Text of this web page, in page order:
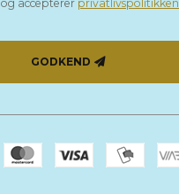
accepterer privatlivspolitikken
GODKEND